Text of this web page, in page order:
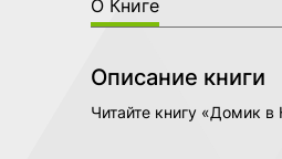
О Книге
Описание книги
Читайте книгу «Домик